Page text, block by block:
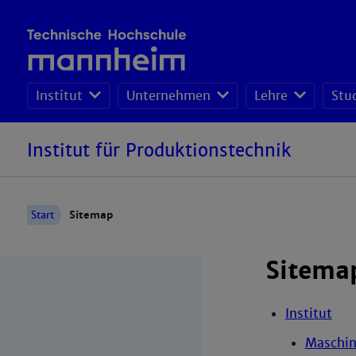
Institut Unternehmen Lehre
Institut für Produktionstechnik
Start Sitemap
Institut